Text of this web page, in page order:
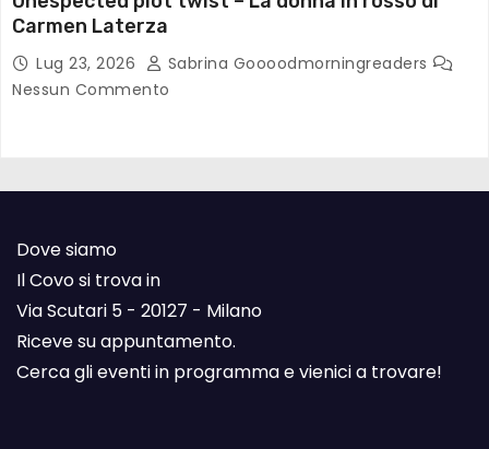
Carmen Laterza
Lug 23, 2026
Sabrina Goooodmorningreaders
Nessun Commento
Dove siamo
Il Covo si trova in
Via Scutari 5 - 20127 - Milano
Riceve su appuntamento.
Cerca gli eventi in programma e vienici a trovare!